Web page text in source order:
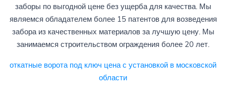
заборы по выгодной цене без ущерба для качества. Мы
являемся обладателем более 15 патентов для возведения
забора из качественных материалов за лучшую цену. Мы
занимаемся строительством ограждения более 20 лет.
откатные ворота под ключ цена с установкой в московской
области